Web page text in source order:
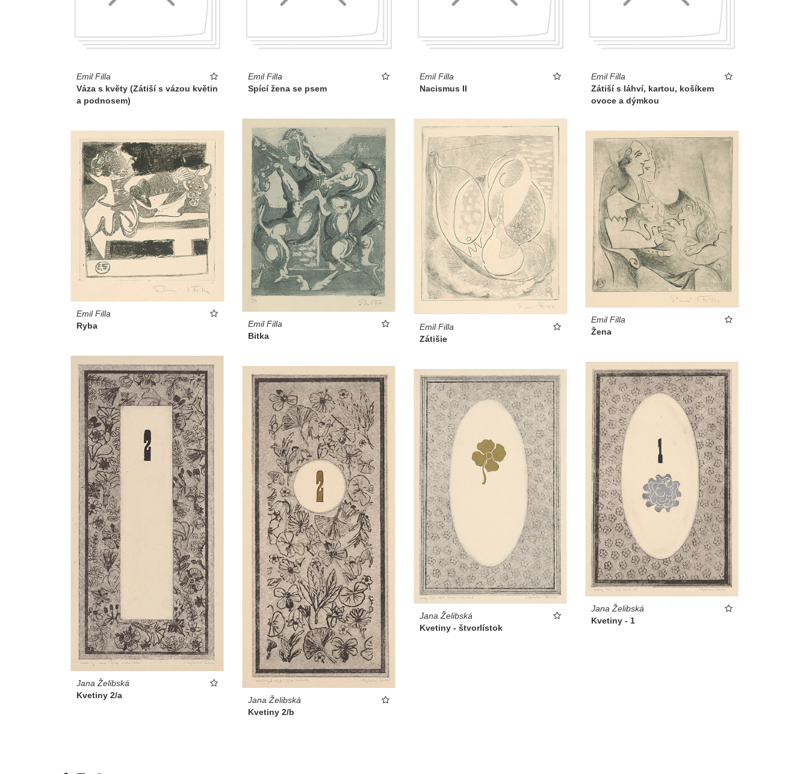
Emil Filla
Váza s květy (Zátiší s vázou květin
a podnosem)
Emil Filla
Spící žena se psem
Emil Filla
Nacismus II
Emil Filla
Zátiší s láhví, kartou, košíkem
ovoce a dýmkou
Emil Filla
Bitka
Emil Filla
Zátišie
Emil Filla
Ryba
Emil Filla
Žena
Jana Želibská
Kvetiny 2/a
Jana Želibská
Kvetiny - 1
Jana Želibská
Kvetiny 2/b
Jana Želibská
Kvetiny - štvorlístok